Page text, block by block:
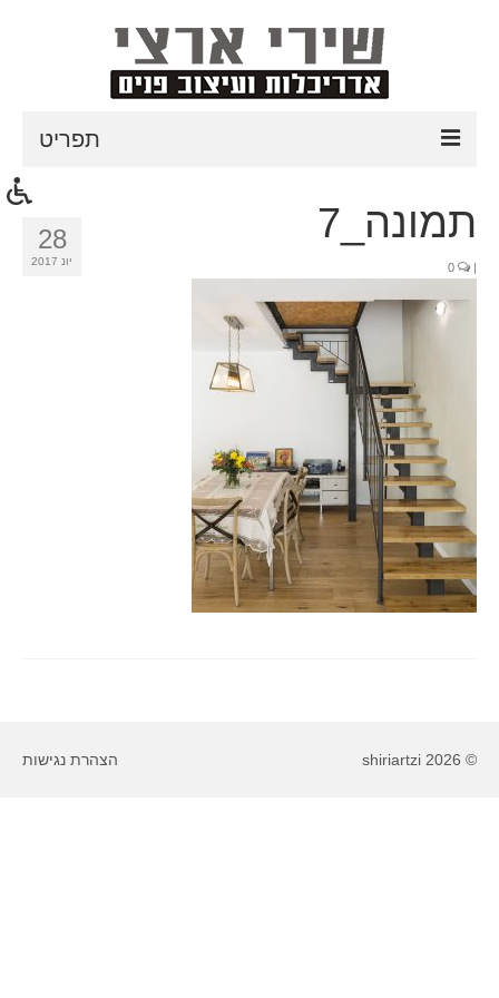
תפריט
פרוייקטים אחרונים
טיפים לעיצוב הבית
כתבות עיתונות
צור קשר
28
יונ 2017
תמונה_7
|
הצהרת נגישות © 2026 shiriartzi